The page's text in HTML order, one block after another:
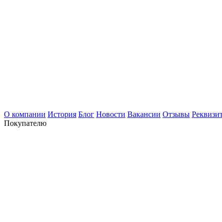
О компании История Блог Новости Вакансии Отзывы
Покупателю